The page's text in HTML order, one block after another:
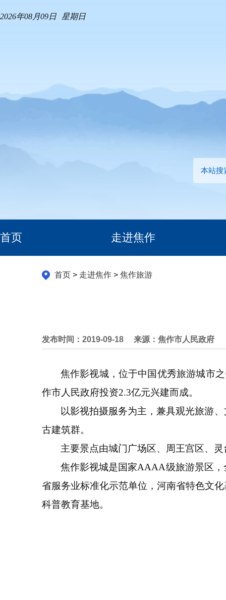
2026年08月09日 星期日
本站搜
首页 走进焦作
首页> 走进焦作> 焦作旅游
发布时间：2019-09-18 来源：焦作市人民政府
焦作影视城，位于中国优秀旅游城市
作市人民政府投资2.3亿元兴建而成。
以影视拍摄服务为主，兼具观光旅游
古建筑群。
主要景点由城门广场区、周王宫区、
焦作影视城是国家AAAA级旅游景区
省服务业标准化示范单位，河南省特色文
科普教育基地。